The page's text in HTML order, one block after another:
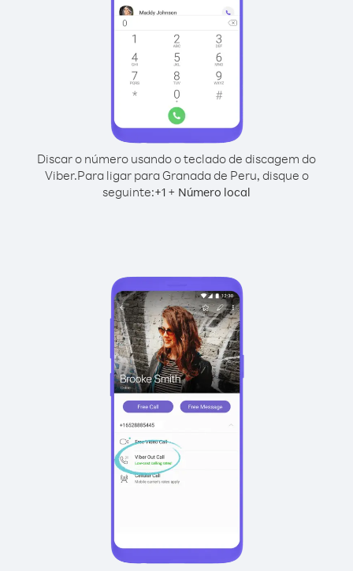
Discar o número usando o teclado de discagem do
Viber.Para ligar para Granada de Peru, disque o
seguinte:+1 + Número local